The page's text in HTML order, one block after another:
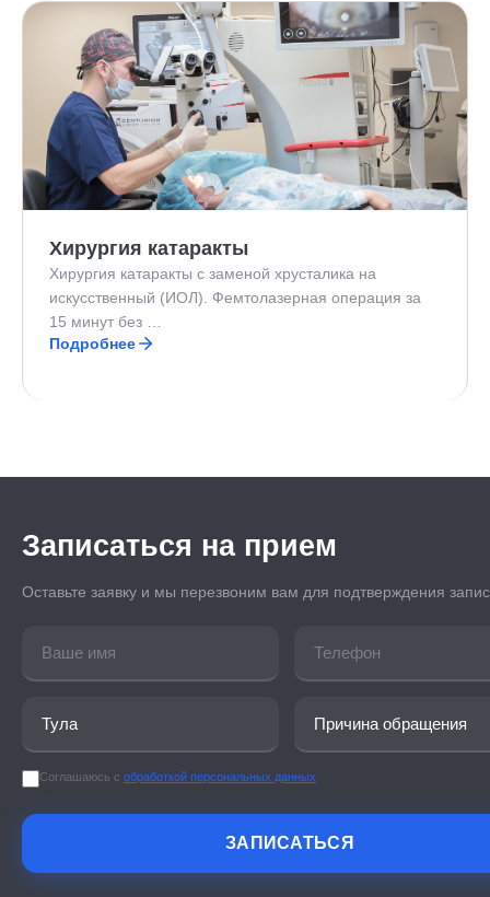
Хирургия катаракты
Хирургия катаракты с заменой хрусталика на
искусственный (ИОЛ). Фемтолазерная операция за
15 минут без …
Подробнее
Записаться на прием
Оставьте заявку и мы перезвоним вам для подтверждения
Соглашаюсь с обработкой персональных данных
ЗАПИСАТЬСЯ